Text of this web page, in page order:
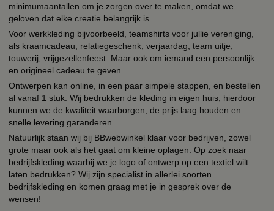
minimumaantallen om je zorgen over te maken, omdat we
geloven dat elke creatie belangrijk is.
Voor werkkleding bijvoorbeeld, teamshirts voor jullie vereniging,
als kraamcadeau, relatiegeschenk, verjaardag, team uitje,
touwerij, vrijgezellenfeest. Maar ook om iemand een persoonlijk
en origineel cadeau te geven.
Ontwerpen kan online, in een paar simpele stappen, en bestellen
al vanaf 1 stuk. Wij bedrukken de kleding in eigen huis, hierdoor
kunnen we de kwaliteit waarborgen, de prijs laag houden en
snelle levering garanderen.
Natuurlijk staan wij bij BBwebwinkel klaar voor bedrijven, zowel
grote maar ook als het gaat om kleine oplagen. Op zoek naar
bedrijfskleding waarbij we je logo of ontwerp op een textiel wilt
laten bedrukken? Wij zijn specialist in allerlei soorten
bedrijfskleding en komen graag met je in gesprek over de
wensen!